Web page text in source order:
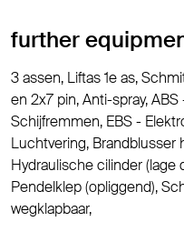
further
3 assen, Liftas 1e as,
en 2x7 pin, Anti-spray,
Schijfremmen, EBS -
Luchtvering, Brandblusser
Hydraulische cilinder (lage
Pendelklep (opliggend),
wegklapbaar,